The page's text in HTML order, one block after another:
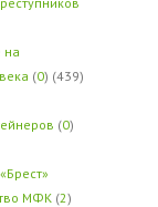
на
(0) (439)
(0)
МФК (2)